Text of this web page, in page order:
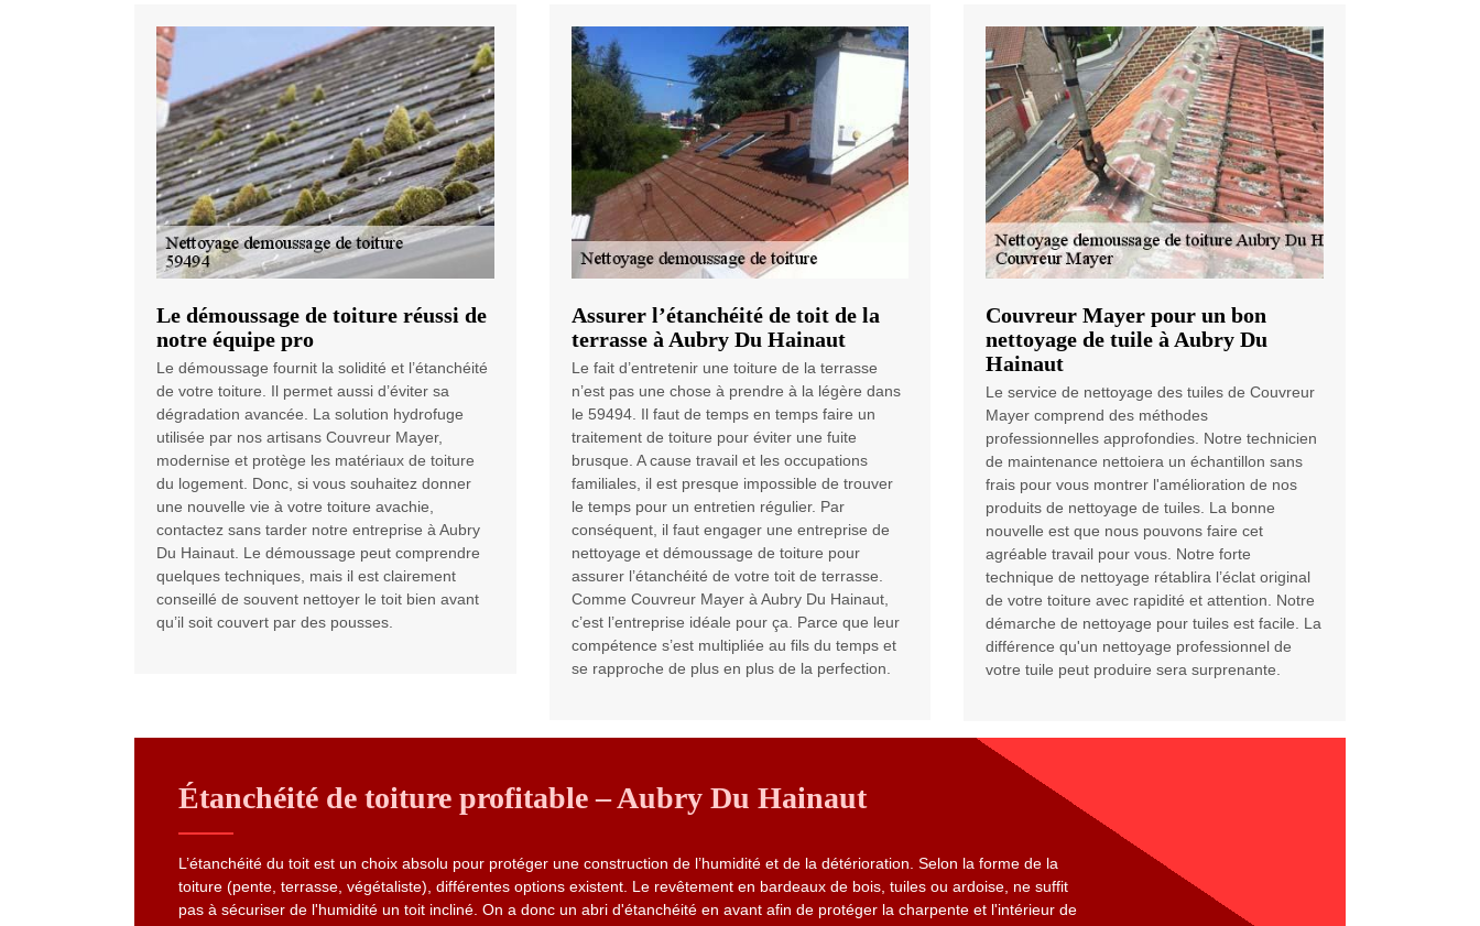
Le démoussage de toiture réussi de
notre équipe pro
Le démoussage fournit la solidité et l’étanchéité
de votre toiture. Il permet aussi d’éviter sa
dégradation avancée. La solution hydrofuge
utilisée par nos artisans Couvreur Mayer,
modernise et protège les matériaux de toiture
du logement. Donc, si vous souhaitez donner
une nouvelle vie à votre toiture avachie,
contactez sans tarder notre entreprise à Aubry
Du Hainaut. Le démoussage peut comprendre
quelques techniques, mais il est clairement
conseillé de souvent nettoyer le toit bien avant
qu’il soit couvert par des pousses.
Assurer l’étanchéité de toit de la
terrasse à Aubry Du Hainaut
Le fait d’entretenir une toiture de la terrasse
n’est pas une chose à prendre à la légère dans
le 59494. Il faut de temps en temps faire un
traitement de toiture pour éviter une fuite
brusque. A cause travail et les occupations
familiales, il est presque impossible de trouver
le temps pour un entretien régulier. Par
conséquent, il faut engager une entreprise de
nettoyage et démoussage de toiture pour
assurer l’étanchéité de votre toit de terrasse.
Comme Couvreur Mayer à Aubry Du Hainaut,
c’est l’entreprise idéale pour ça. Parce que leur
compétence s’est multipliée au fils du temps et
se rapproche de plus en plus de la perfection.
Couvreur Mayer pour un bon
nettoyage de tuile à Aubry Du
Hainaut
Le service de nettoyage des tuiles de Couvreur
Mayer comprend des méthodes
professionnelles approfondies. Notre technicien
de maintenance nettoiera un échantillon sans
frais pour vous montrer l'amélioration de nos
produits de nettoyage de tuiles. La bonne
nouvelle est que nous pouvons faire cet
agréable travail pour vous. Notre forte
technique de nettoyage rétablira l’éclat original
de votre toiture avec rapidité et attention. Notre
démarche de nettoyage pour tuiles est facile. La
différence qu'un nettoyage professionnel de
votre tuile peut produire sera surprenante.
Étanchéité de toiture profitable – Aubry Du Hainaut
L’étanchéité du toit est un choix absolu pour protéger une construction de l’humidité et de la détérioration. Selon la forme de la
toiture (pente, terrasse, végétaliste), différentes options existent. Le revêtement en bardeaux de bois, tuiles ou ardoise, ne suffit
pas à sécuriser de l'humidité un toit incliné. On a donc un abri d'étanchéité en avant afin de protéger la charpente et l'intérieur de